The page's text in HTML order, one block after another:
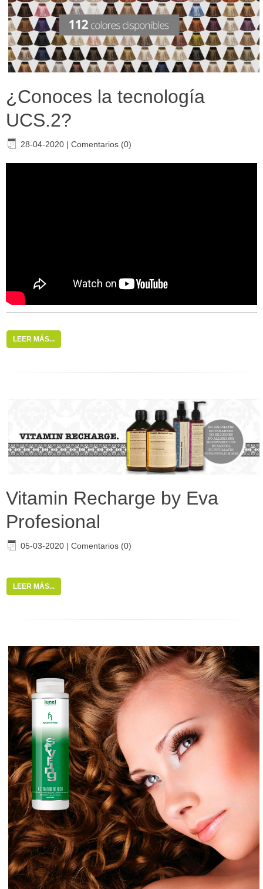
¿Conoces la tecnología
UCS.2?
28-04-2020 | Comentarios (0)
LEER MÁS...
Vitamin Recharge by Eva
Profesional
05-03-2020 | Comentarios (0)
LEER MÁS...